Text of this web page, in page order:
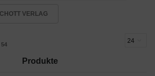
VERLAG
54
Produkte